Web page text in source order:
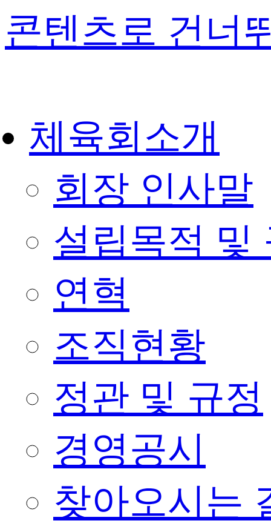
콘텐츠로 건너
체육회소개
회장 인사말
설립목적 및
연혁
조직현황
정관 및 규정
경영공시
찾아오시는